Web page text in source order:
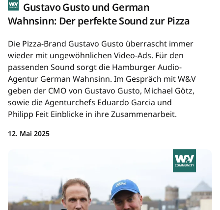
Gustavo Gusto und German
Wahnsinn: Der perfekte Sound zur Pizza
Die Pizza-Brand Gustavo Gusto überrascht immer
wieder mit ungewöhnlichen Video-Ads. Für den
passenden Sound sorgt die Hamburger Audio-
Agentur German Wahnsinn. Im Gespräch mit W&V
geben der CMO von Gustavo Gusto, Michael Götz,
sowie die Agenturchefs Eduardo Garcia und
Philipp Feit Einblicke in ihre Zusammenarbeit.
12. Mai 2025